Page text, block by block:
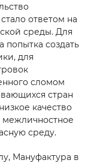
ответом на
среды. Для
создать
для
сломом
стран
качество
межличностное
среду.
Мануфактура в